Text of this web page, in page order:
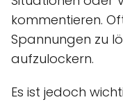
kommentieren.
Spannungen zu
aufzulockern.
Es ist jedoch